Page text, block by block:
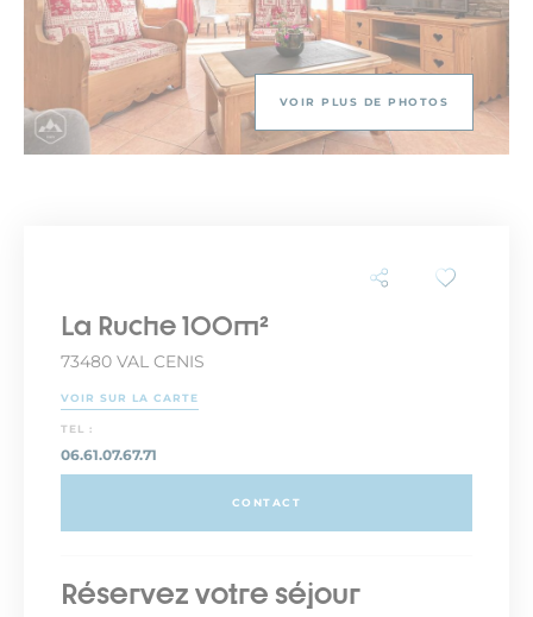
VOIR PLUS DE PHOTOS
La Ruche 100m²
73480 VAL CENIS
VOIR SUR LA CARTE
TEL :
06.61.07.67.71
CONTACT
Réservez votre séjour